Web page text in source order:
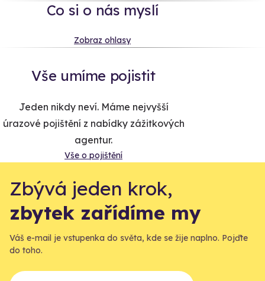
Co si o nás myslí
Zobraz ohlasy
Vše umíme pojistit
Jeden nikdy neví. Máme nejvyšší
úrazové pojištění z nabídky zážitkových
agentur.
Vše o pojištění
Zbývá jeden krok,
zbytek zařídíme my
Váš e-mail je vstupenka do světa, kde se žije naplno. Pojďte
do toho.